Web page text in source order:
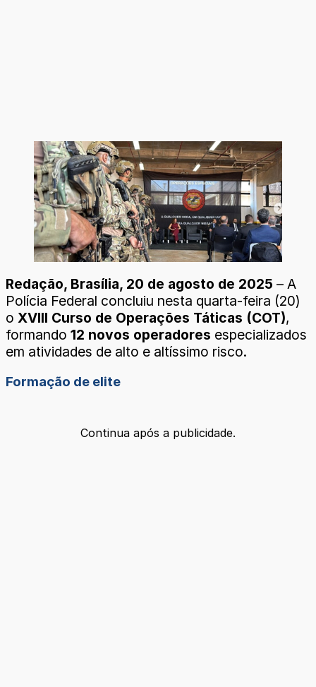
Redação, Brasília, 20 de agosto de 2025 – A
Polícia Federal concluiu nesta quarta-feira (20)
o XVIII Curso de Operações Táticas (COT),
formando 12 novos operadores especializados
em atividades de alto e altíssimo risco.
Formação de elite
Continua após a publicidade.